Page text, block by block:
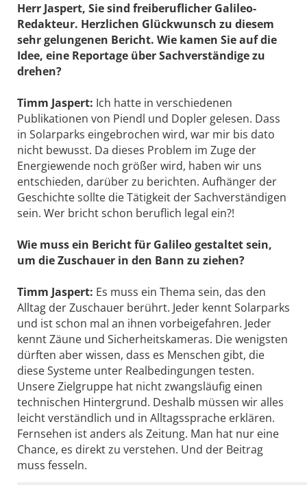
Herr Jaspert, Sie sind freiberuflicher Galileo-
Redakteur. Herzlichen Glückwunsch zu diesem
sehr gelungenen Bericht. Wie kamen Sie auf die
Idee, eine Reportage über Sachverständige zu
drehen?
Timm Jaspert: Ich hatte in verschiedenen
Publikationen von Piendl und Dopler gelesen. Dass
in Solarparks eingebrochen wird, war mir bis dato
nicht bewusst. Da dieses Problem im Zuge der
Energiewende noch größer wird, haben wir uns
entschieden, darüber zu berichten. Aufhänger der
Geschichte sollte die Tätigkeit der Sachverständigen
sein. Wer bricht schon beruflich legal ein?!
Wie muss ein Bericht für Galileo gestaltet sein,
um die Zuschauer in den Bann zu ziehen?
Timm Jaspert: Es muss ein Thema sein, das den
Alltag der Zuschauer berührt. Jeder kennt Solarparks
und ist schon mal an ihnen vorbeigefahren. Jeder
kennt Zäune und Sicherheitskameras. Die wenigsten
dürften aber wissen, dass es Menschen gibt, die
diese Systeme unter Realbedingungen testen.
Unsere Zielgruppe hat nicht zwangsläufig einen
technischen Hintergrund. Deshalb müssen wir alles
leicht verständlich und in Alltagssprache erklären.
Fernsehen ist anders als Zeitung. Man hat nur eine
Chance, es direkt zu verstehen. Und der Beitrag
muss fesseln.